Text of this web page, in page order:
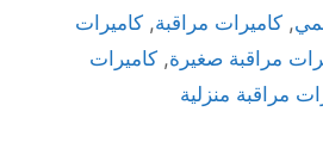
, كاميرات مراقبة, كاميرات
مراقبة صغيرة, كاميرات
مراقبة منزلية